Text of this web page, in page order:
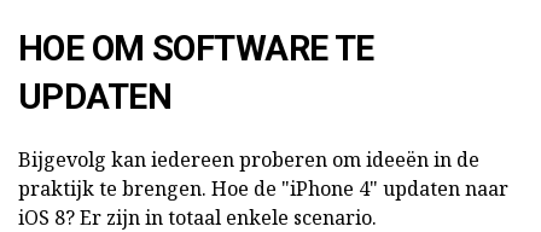
HOE OM SOFTWARE TE
UPDATEN
Bijgevolg kan iedereen proberen om ideeën in de
praktijk te brengen. Hoe de "iPhone 4" updaten naar
iOS 8? Er zijn in totaal enkele scenario.